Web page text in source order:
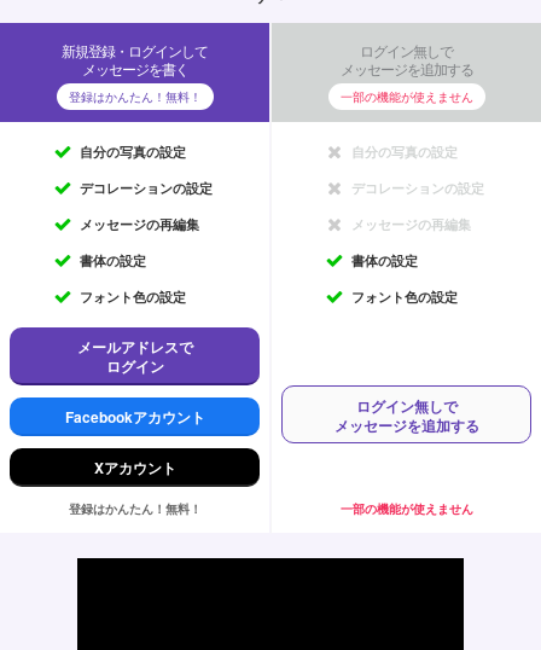
新規登録・ログインして
メッセージを書く
登録はかんたん！無料！
自分の写真の設定
デコレーションの設定
メッセージの再編集
書体の設定
フォント色の設定
メールアドレスで
ログイン
Facebookアカウント
Xアカウント
登録はかんたん！無料！
ログイン無しで
メッセージを追加する
一部の機能が使えません
自分の写真の設定
デコレーションの設定
メッセージの再編集
書体の設定
フォント色の設定
ログイン無しで
メッセージを追加する
一部の機能が使えません